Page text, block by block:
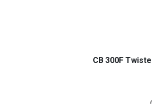
CB 300F